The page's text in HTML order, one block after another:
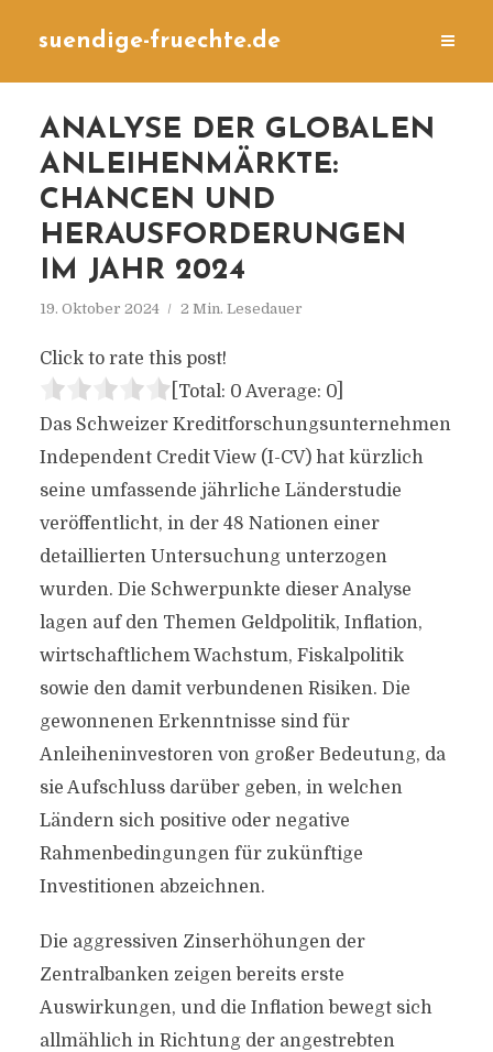
suendige-fruechte.de
ANALYSE DER GLOBALEN
ANLEIHENMÄRKTE:
CHANCEN UND
HERAUSFORDERUNGEN
IM JAHR 2024
19. Oktober 2024 2 Min. Lesedauer
Click to rate this post!
[Total: 0 Average: 0]
Das Schweizer Kreditforschungsunternehmen
Independent Credit View (I-CV) hat kürzlich
seine umfassende jährliche Länderstudie
veröffentlicht, in der 48 Nationen einer
detaillierten Untersuchung unterzogen
wurden. Die Schwerpunkte dieser Analyse
lagen auf den Themen Geldpolitik, Inflation,
wirtschaftlichem Wachstum, Fiskalpolitik
sowie den damit verbundenen Risiken. Die
gewonnenen Erkenntnisse sind für
Anleiheninvestoren von großer Bedeutung, da
sie Aufschluss darüber geben, in welchen
Ländern sich positive oder negative
Rahmenbedingungen für zukünftige
Investitionen abzeichnen.
Die aggressiven Zinserhöhungen der
Zentralbanken zeigen bereits erste
Auswirkungen, und die Inflation bewegt sich
allmählich in Richtung der angestrebten